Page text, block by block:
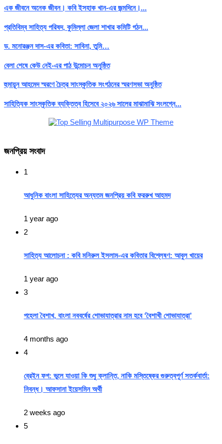
এক জীবনে অনেক জীবন। কবি ইসহাক খান-এর জন্মদিনে।...
প্রতিবিম্ব সাহিত্য পরিষদ, কুমিল্লা জেলা শাখার কমিটি গঠন...
ড. মনোরঞ্জন দাস-এর কবিতা: সাবিনা, তুমি…
বেলা শেষে কেউ নেই-এর পাঠ উন্মোচন অনুষ্ঠিত
হুমায়ূন আহমেদ স্মরণে চৈত্র সাংস্কৃতিক সংগঠনের স্মরণসভা অনুষ্ঠিত
সাহিত্যিক সাংস্কৃতিক ব্যক্তিত্ব হিসেবে ২০২৬ সালের মাঝামাঝি সংলগ্নে...
জনপ্রিয় সংবাদ
1
আধুনিক বাংলা সাহিত্যের অন্যতম জনপ্রিয় কবি ফররুখ আহমদ
1 year ago
2
সাহিত্য আলোচনা : কবি মনিরুল ইসলাম-এর কবিতার বিশ্লেষণ: আবুল খায়ের
1 year ago
3
পহেলা বৈশাখ, বাংলা নববর্ষের শোভাযাত্রার নাম হবে ‘বৈশাখী শোভাযাত্রা’
4 months ago
4
ব্রেইন ফগ: ভুলে যাওয়া কি শুধু ক্লান্তি, নাকি মস্তিষ্কের গুরুত্বপূর্ণ সতর্কবার্তা:
নিবন্ধ। আফসানা ইয়েসমিন অর্থী
2 weeks ago
5